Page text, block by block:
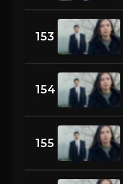
153
154
155